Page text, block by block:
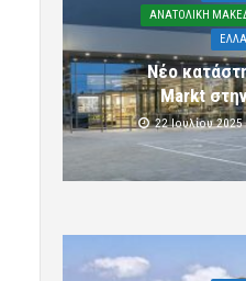
ΑΝΑΤΟΛΙΚΗ
Νέο
Markt
22 Ιουλίου